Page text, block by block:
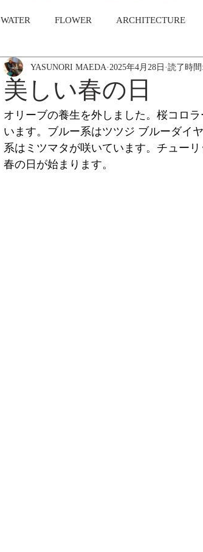
WATER FLOWER ARCHITECTURE
美しい春の日
YASUNORI MAEDA 2025年4月28日 読了時
オリーブの養生を外しました。桜コロ
います。ブルー系はツツジ ブルーダイ
系はミツマタが咲いています。チュー
春の日が始まります。